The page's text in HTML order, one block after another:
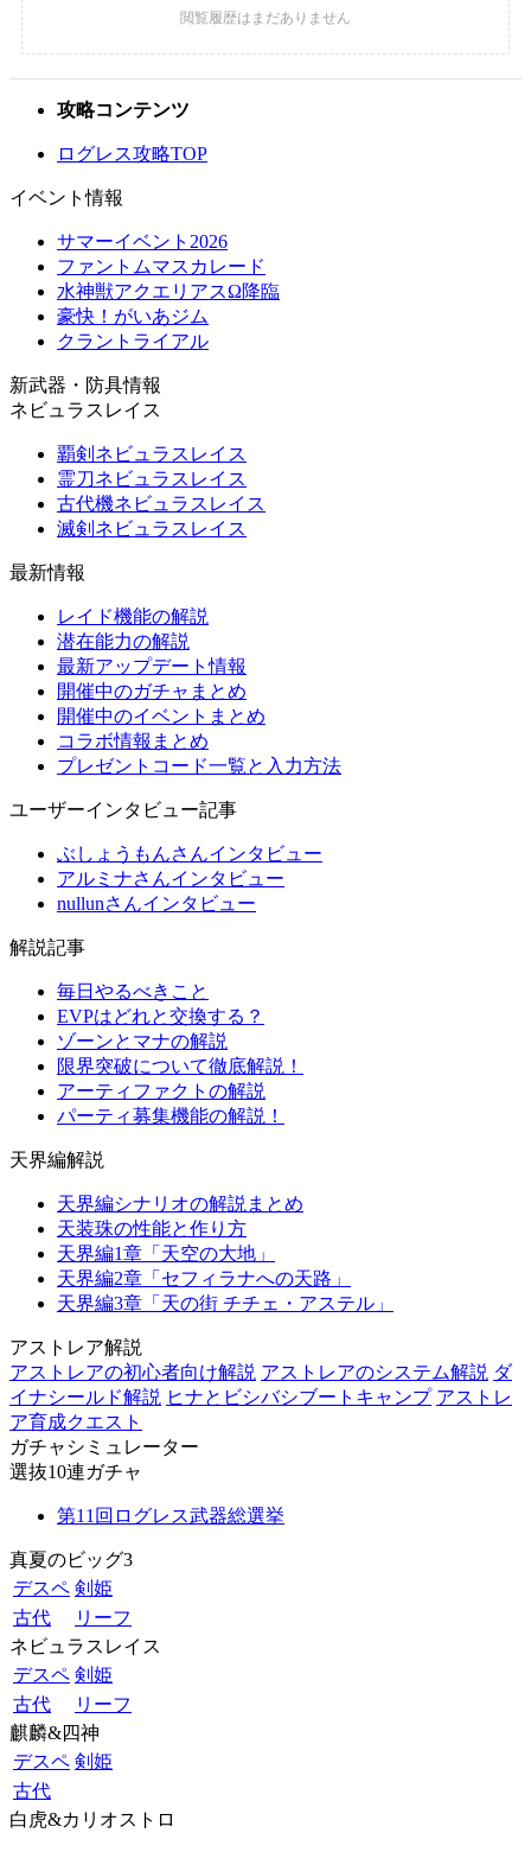
攻略コンテンツ
ログレス攻略TOP
イベント情報
サマーイベント2026
ファントムマスカレード
水神獣アクエリアスΩ降臨
豪快！がいあジム
クラントライアル
新武器・防具情報
ネビュラスレイス
覇剣ネビュラスレイス
霊刀ネビュラスレイス
古代機ネビュラスレイス
滅剣ネビュラスレイス
最新情報
レイド機能の解説
潜在能力の解説
最新アップデート情報
開催中のガチャまとめ
開催中のイベントまとめ
コラボ情報まとめ
プレゼントコード一覧と入力方法
ユーザーインタビュー記事
ぶしょうもんさんインタビュー
アルミナさんインタビュー
nullunさんインタビュー
解説記事
毎日やるべきこと
EVPはどれと交換する？
ゾーンとマナの解説
限界突破について徹底解説！
アーティファクトの解説
パーティ募集機能の解説！
天界編解説
天界編シナリオの解説まとめ
天装珠の性能と作り方
天界編1章「天空の大地」
天界編2章「セフィラナへの天路」
天界編3章「天の街 チチェ・アステル」
アストレア解説
アストレアの初心者向け解説 アストレアのシステム解説 ダ
イナシールド解説 ヒナとビシバシブートキャンプ アストレ
ア育成クエスト
ガチャシミュレーター
選抜10連ガチャ
第11回ログレス武器総選挙
真夏のビッグ3
デスペ 剣姫
古代
リーフ
ネビュラスレイス
デスペ 剣姫
古代
リーフ
麒麟&四神
デスペ 剣姫
古代
白虎&カリオストロ